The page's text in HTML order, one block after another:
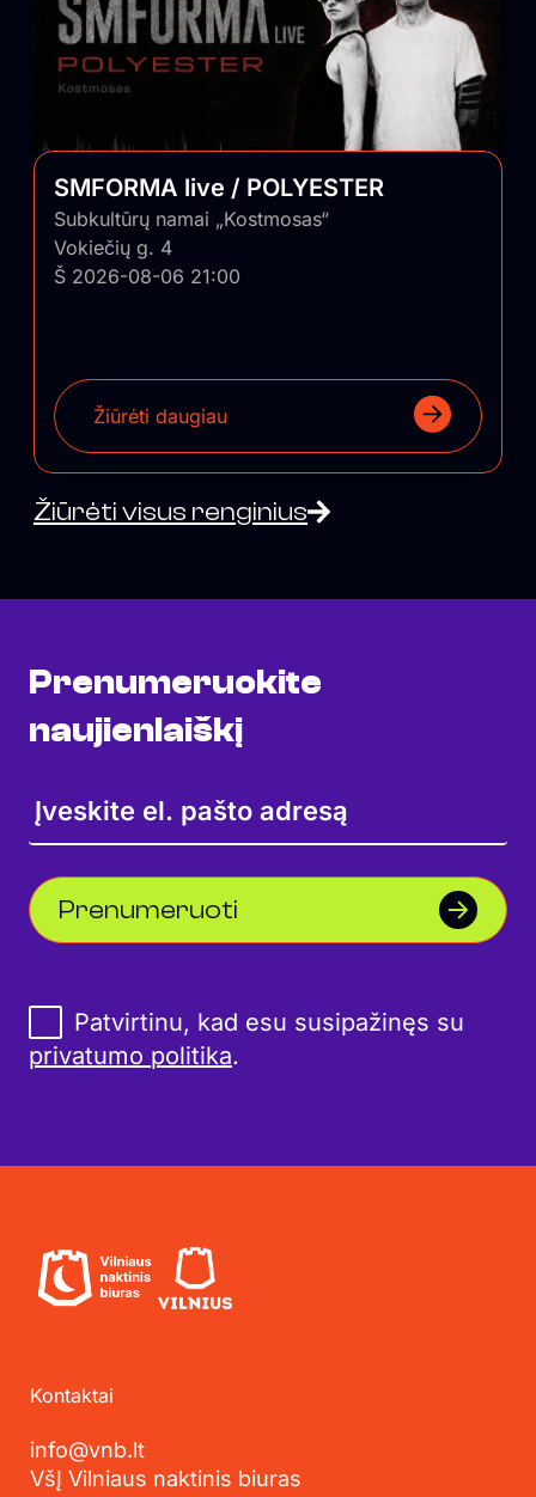
SMFORMA live / POLYESTER
Subkultūrų namai „Kostmosas“
Vokiečių g. 4
Š 2026-08-06 21:00
Žiūrėti daugiau
Žiūrėti visus renginius
Prenumeruokite
naujienlaiškį
Prenumeruoti
Patvirtinu, kad esu susipažinęs su
privatumo politika.
Kontaktai
info@vnb.lt
VšĮ Vilniaus naktinis biuras